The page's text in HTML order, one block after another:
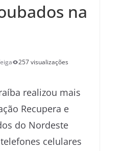
na
257 visualizações
realizou mais
Recupera e
do Nordeste
celulares